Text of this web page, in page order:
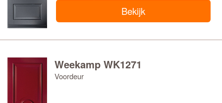
Bekijk
Weekamp WK1271
Voordeur